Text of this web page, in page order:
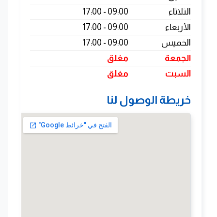
الثلاثاء
09:00 - 17:00
الأربعاء
09:00 - 17:00
الخميس
09:00 - 17:00
الجمعة
مغلق
السبت
مغلق
خريطة الوصول لنا